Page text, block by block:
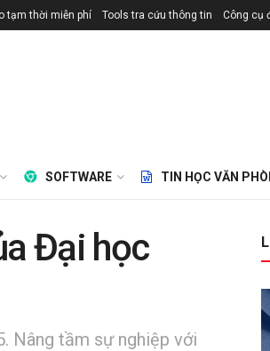
tạm thời miễn phí Tools tra cứu thông tin Công cụ
SOFTWARE TIN HỌC VĂN
Đại học
Nâng tầm sự nghiệp với